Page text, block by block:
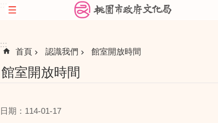
跳到主要內容區塊
:::
首頁 認識我們 館室開放時間
館室開放時間
日期：114-01-17